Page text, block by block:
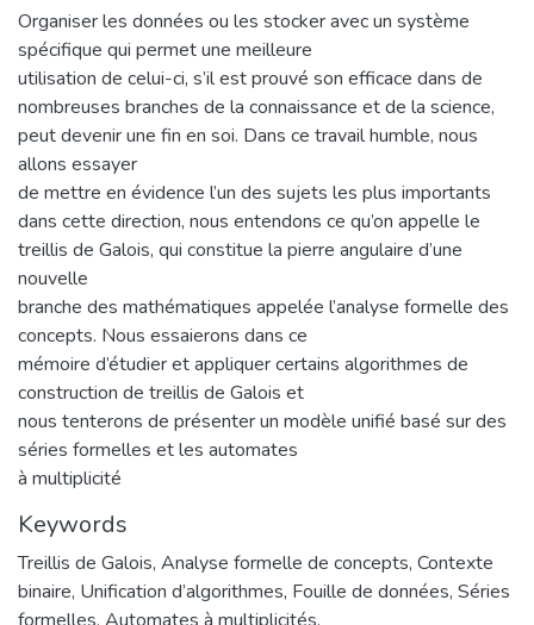
Organiser les données ou les stocker avec un système
spécifique qui permet une meilleure
utilisation de celui-ci, s’il est prouvé son efficace dans de
nombreuses branches de la connaissance et de la science,
peut devenir une fin en soi. Dans ce travail humble, nous
allons essayer
de mettre en évidence l’un des sujets les plus importants
dans cette direction, nous entendons ce qu’on appelle le
treillis de Galois, qui constitue la pierre angulaire d’une
nouvelle
branche des mathématiques appelée l’analyse formelle des
concepts. Nous essaierons dans ce
mémoire d’étudier et appliquer certains algorithmes de
construction de treillis de Galois et
nous tenterons de présenter un modèle unifié basé sur des
séries formelles et les automates
à multiplicité
Keywords
Treillis de Galois, Analyse formelle de concepts, Contexte
binaire, Unification d’algorithmes, Fouille de données, Séries